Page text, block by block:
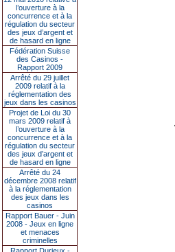
l’ouverture à la
concurrence et à la
régulation du secteur
des jeux d’argent et
de hasard en ligne
Fédération Suisse
des Casinos -
Rapport 2009
Arrêté du 29 juillet
2009 relatif à la
réglementation des
jeux dans les casinos
Projet de Loi du 30
mars 2009 relatif à
l’ouverture à la
concurrence et à la
régulation du secteur
des jeux d’argent et
de hasard en ligne
Arrêté du 24
décembre 2008 relatif
à la réglementation
des jeux dans les
casinos
Rapport Bauer - Juin
2008 - Jeux en ligne
et menaces
criminelles